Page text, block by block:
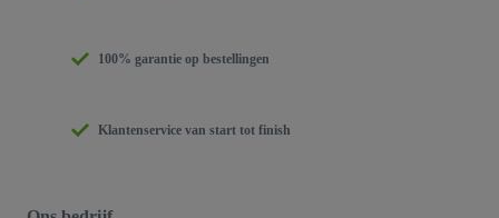
100% garantie op bestellingen
Klantenservice van start tot finish